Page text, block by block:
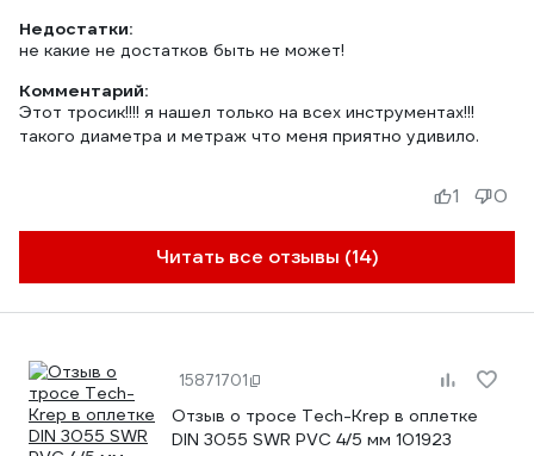
Недостатки:
не какие не достатков быть не может!
Комментарий:
Этот тросик!!!! я нашел только на всех инструментах!!!
такого диаметра и метраж что меня приятно удивило.
Читать все отзывы (14)
1 0
15871701
Отзыв о тросе Tech-Krep в оплетке
DIN 3055 SWR PVC 4/5 мм 101923